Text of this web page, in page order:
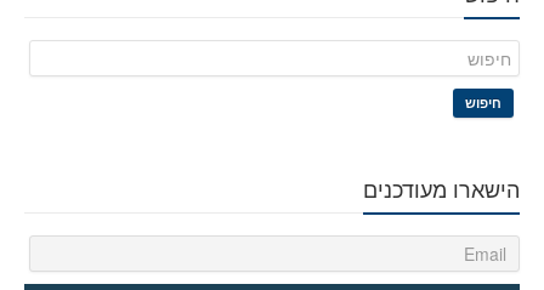
חיפוש
הישארו מעודכנים